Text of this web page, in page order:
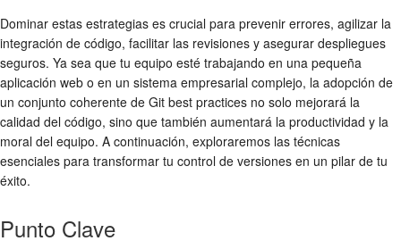
Dominar estas estrategias es crucial para prevenir errores, agilizar la
integración de código, facilitar las revisiones y asegurar despliegues
seguros. Ya sea que tu equipo esté trabajando en una pequeña
aplicación web o en un sistema empresarial complejo, la adopción de
un conjunto coherente de Git best practices no solo mejorará la
calidad del código, sino que también aumentará la productividad y la
moral del equipo. A continuación, exploraremos las técnicas
esenciales para transformar tu control de versiones en un pilar de tu
éxito.
Punto Clave